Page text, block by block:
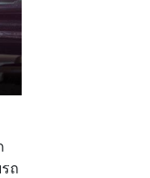
ถ